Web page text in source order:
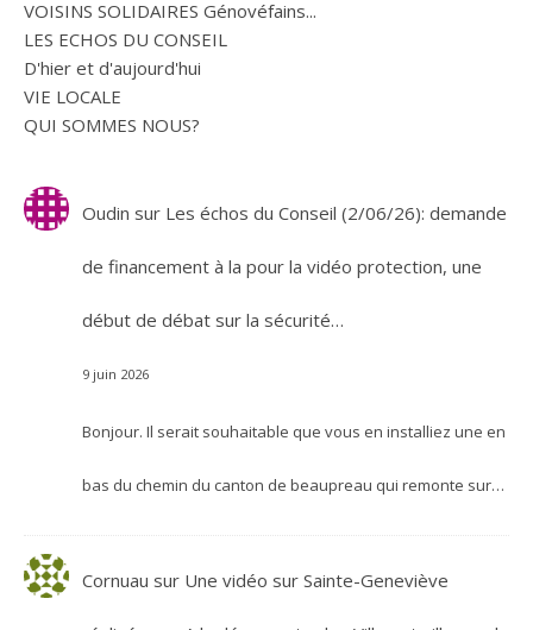
VOISINS SOLIDAIRES Génovéfains...
LES ECHOS DU CONSEIL
D'hier et d'aujourd'hui
VIE LOCALE
QUI SOMMES NOUS?
Oudin sur Les échos du Conseil (2/06/26): demande
de financement à la pour la vidéo protection, une
début de débat sur la sécurité…
9 juin 2026
Bonjour. Il serait souhaitable que vous en installiez une en
bas du chemin du canton de beaupreau qui remonte sur…
Cornuau sur Une vidéo sur Sainte-Geneviève